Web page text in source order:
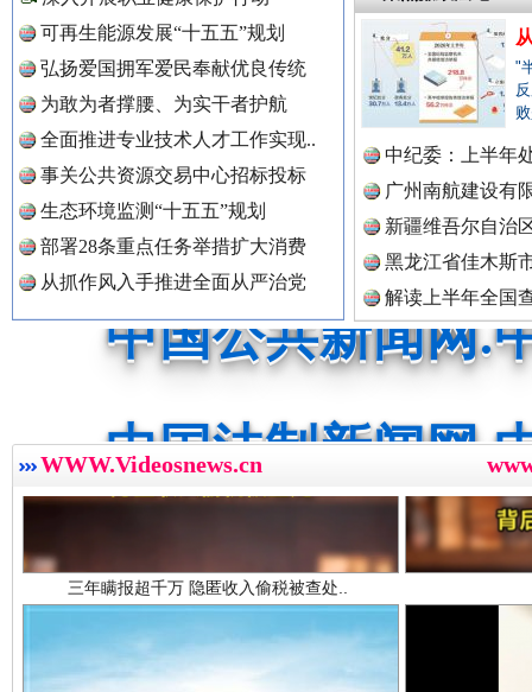
可再生能源发展“十五五”规划
弘扬爱国拥军爱民奉献优良传统
为敢为者撑腰、为实干者护航
全面推进专业技术人才工作实现..
事关公共资源交易中心招标投标
生态环境监测“十五五”规划
部署28条重点任务举措扩大消费
从抓作风入手推进全面从严治党
"
中纪委：上半年
广州南航建设有
新疆维吾尔自治
黑龙江省佳木斯
解读上半年全国
数据
中国公众新闻网.
中国公民新闻网.
中国公共新闻网.
中国法制新闻网.
中国法治新闻网.
中国法院新闻网.
WWW.Videosnews.cn
红船起航处 潮起向未来 广州首
三年瞒报超千万 隐匿收入偷税被查处..